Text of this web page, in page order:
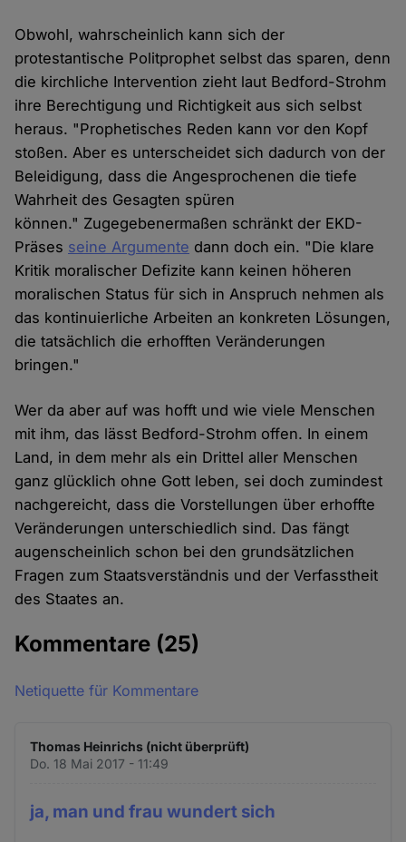
Obwohl, wahrscheinlich kann sich der
protestantische Politprophet selbst das sparen, denn
die kirchliche Intervention zieht laut Bedford-Strohm
ihre Berechtigung und Richtigkeit aus sich selbst
heraus. "Prophetisches Reden kann vor den Kopf
stoßen. Aber es unterscheidet sich dadurch von der
Beleidigung, dass die Angesprochenen die tiefe
Wahrheit des Gesagten spüren
können." Zugegebenermaßen schränkt der EKD-
Präses seine Argumente dann doch ein. "Die klare
Kritik moralischer Defizite kann keinen höheren
moralischen Status für sich in Anspruch nehmen als
das kontinuierliche Arbeiten an konkreten Lösungen,
die tatsächlich die erhofften Veränderungen
bringen."
Wer da aber auf was hofft und wie viele Menschen
mit ihm, das lässt Bedford-Strohm offen. In einem
Land, in dem mehr als ein Drittel aller Menschen
ganz glücklich ohne Gott leben, sei doch zumindest
nachgereicht, dass die Vorstellungen über erhoffte
Veränderungen unterschiedlich sind. Das fängt
augenscheinlich schon bei den grundsätzlichen
Fragen zum Staatsverständnis und der Verfasstheit
des Staates an.
Kommentare (25)
Netiquette für Kommentare
Thomas Heinrichs (nicht überprüft)
Do. 18 Mai 2017 - 11:49
ja, man und frau wundert sich